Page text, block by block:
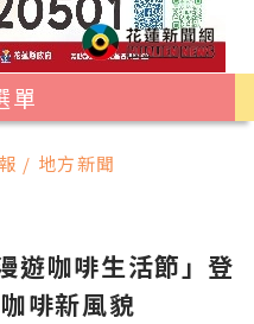
單
/ 地方新聞
遊咖啡生活節」登
啡新風貌